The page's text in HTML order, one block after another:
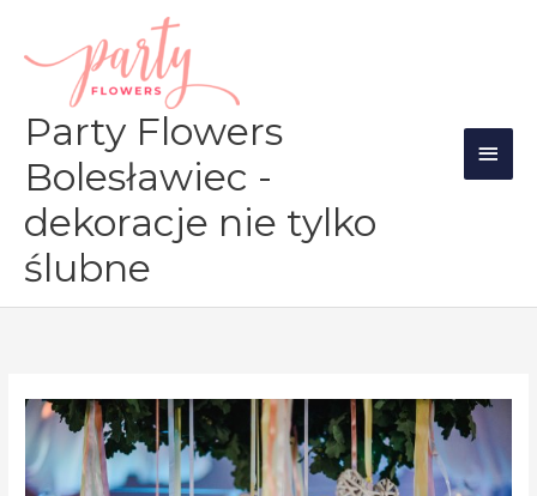
treści
Party Flowers
Bolesławiec -
dekoracje nie tylko
ślubne